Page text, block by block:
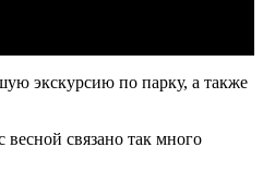
экскурсию по парку, а также
связано так много